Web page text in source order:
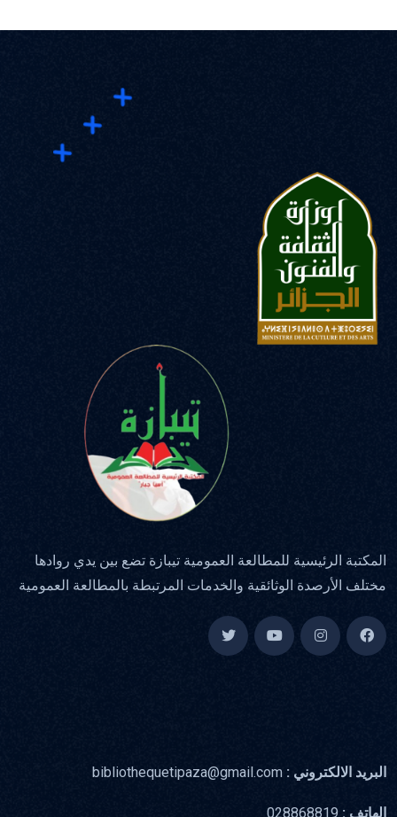
المكتبة الرئيسية للمطالعة العمومية تيبازة تضع بين يدي روادها
مختلف الأرصدة الوثائقية والخدمات المرتبطة بالمطالعة العمومية
البريد الالكتروني : bibliothequetipaza@gmail.com
الهاتف : 028868819